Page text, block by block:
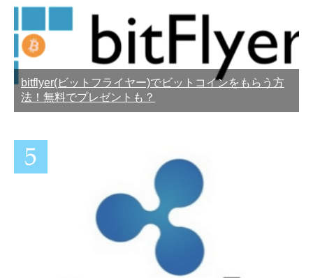
bitflyer(ビットフライヤー)でビットコインをもらう方
法！無料でプレゼントも？